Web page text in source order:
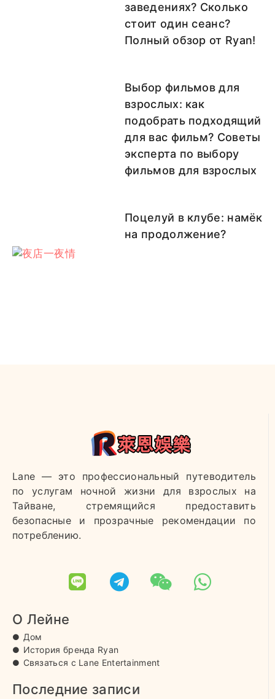
заведениях? Сколько
стоит один сеанс?
Полный обзор от Ryan!
Выбор фильмов для
взрослых: как
подобрать подходящий
для вас фильм? Советы
эксперта по выбору
фильмов для взрослых
Поцелуй в клубе: намёк
на продолжение?
Lane — это профессиональный путеводитель
по услугам ночной жизни для взрослых на
Тайване, стремящийся предоставить
безопасные и прозрачные рекомендации по
потреблению.
О Лейне
Дом
История бренда Ryan
Связаться с Lane Entertainment
Последние записи